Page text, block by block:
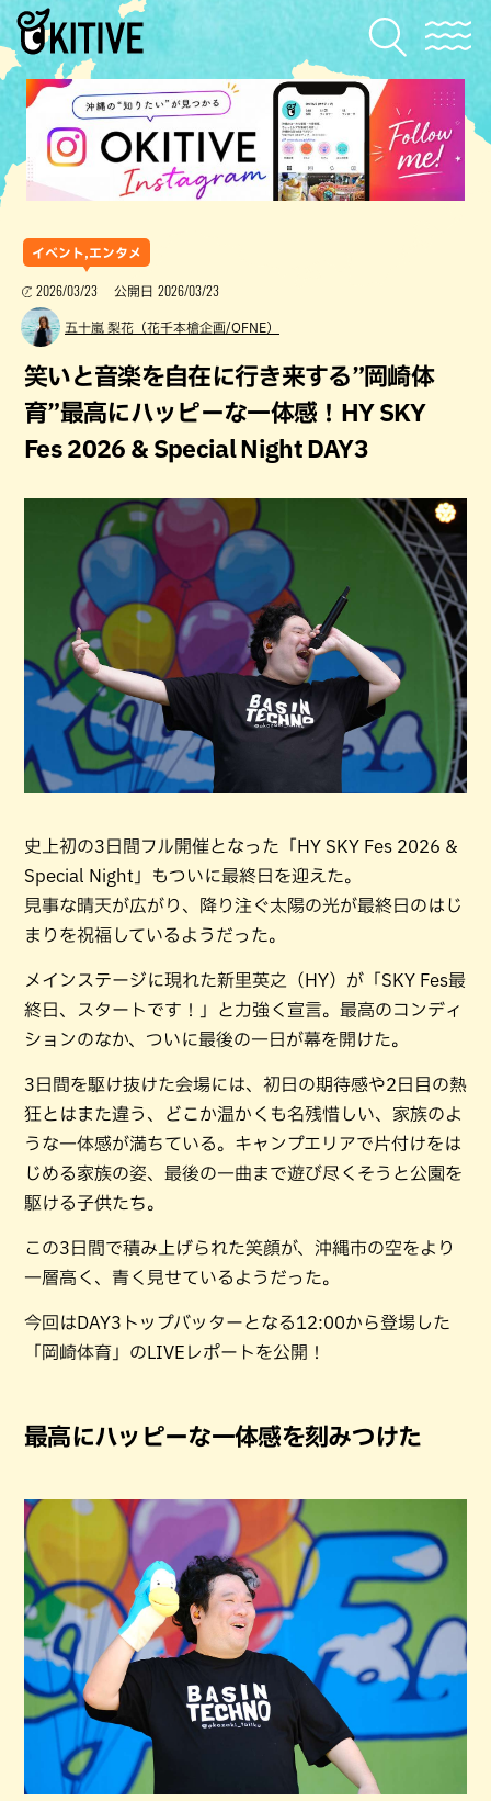
イベント,エンタメ
2026/03/23 公開日 2026/03/23
五十嵐 梨花（花千本槍企画/OFNE）
笑いと音楽を自在に行き来する”岡崎体
育”最高にハッピーな一体感！HY SKY
Fes 2026 & Special Night DAY3
史上初の3日間フル開催となった「HY SKY Fes 2026 &
Special Night」もついに最終日を迎えた。
見事な晴天が広がり、降り注ぐ太陽の光が最終日のはじ
まりを祝福しているようだった。
メインステージに現れた新里英之（HY）が「SKY Fes最
終日、スタートです！」と力強く宣言。最高のコンディ
ションのなか、ついに最後の一日が幕を開けた。
3日間を駆け抜けた会場には、初日の期待感や2日目の熱
狂とはまた違う、どこか温かくも名残惜しい、家族のよ
うな一体感が満ちている。キャンプエリアで片付けをは
じめる家族の姿、最後の一曲まで遊び尽くそうと公園を
駆ける子供たち。
この3日間で積み上げられた笑顔が、沖縄市の空をより
一層高く、青く見せているようだった。
今回はDAY3トップバッターとなる12:00から登場した
「岡崎体育」のLIVEレポートを公開！
最高にハッピーな一体感を刻みつけた